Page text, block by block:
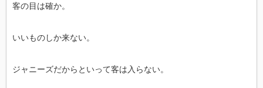
客の目は確か。
いいものしか来ない。
ジャニーズだからといって客は入らない。